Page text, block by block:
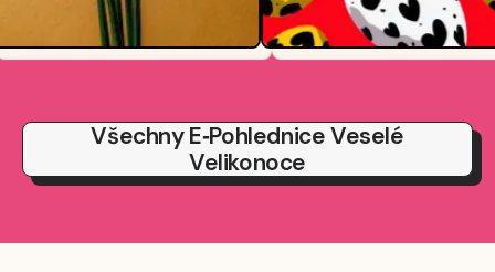
Všechny E‑pohlednice Veselé
Velikonoce